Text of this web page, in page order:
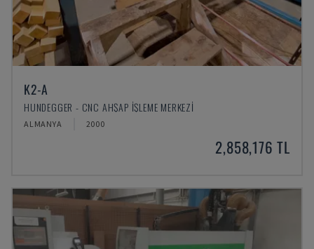
K2-A
HUNDEGGER - CNC AHŞAP İŞLEME MERKEZI
ALMANYA 2000
2,858,176 TL